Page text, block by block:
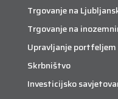
Trgovanje na
Trgovanje na
Upravljanje portfeljem
Skrbništvo
Investicijsko